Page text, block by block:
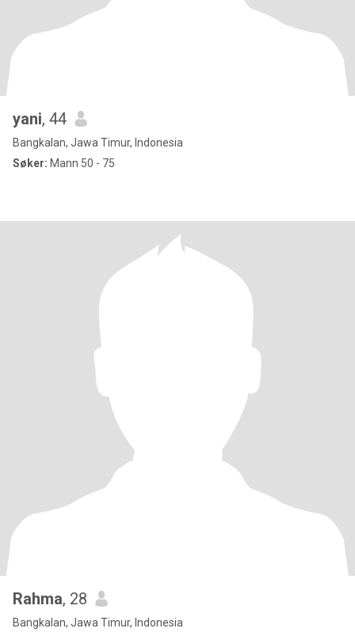
yani, 44
Bangkalan, Jawa Timur, Indonesia
Søker: Mann 50 - 75
Rahma, 28
Bangkalan, Jawa Timur, Indonesia